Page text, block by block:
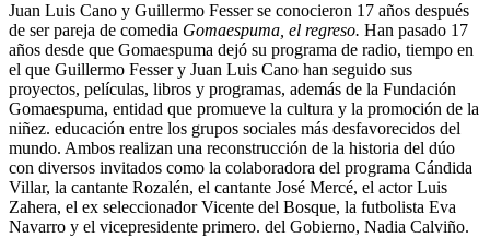
Juan Luis Cano y Guillermo Fesser se conocieron 17 años después
de ser pareja de comedia Gomaespuma, el regreso. Han pasado 17
años desde que Gomaespuma dejó su programa de radio, tiempo en
el que Guillermo Fesser y Juan Luis Cano han seguido sus
proyectos, películas, libros y programas, además de la Fundación
Gomaespuma, entidad que promueve la cultura y la promoción de la
niñez. educación entre los grupos sociales más desfavorecidos del
mundo. Ambos realizan una reconstrucción de la historia del dúo
con diversos invitados como la colaboradora del programa Cándida
Villar, la cantante Rozalén, el cantante José Mercé, el actor Luis
Zahera, el ex seleccionador Vicente del Bosque, la futbolista Eva
Navarro y el vicepresidente primero. del Gobierno, Nadia Calviño.